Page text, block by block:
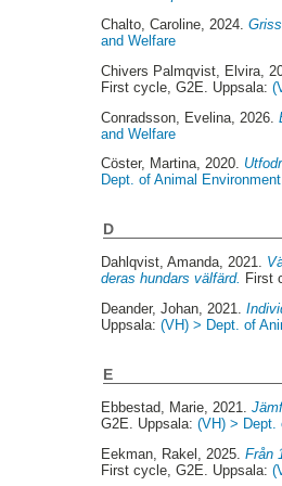
Chalto, Caroline , 2024.
and Welfare
Chivers Palmqvist, Elvira ,
First cycle, G2E. Uppsala:
Conradsson, Evelina , 2026.
and Welfare
Cöster, Martina, 2020.
Dept. of Animal
D
Dahlqvist, Amanda, 2021.
deras hundars välfärd. First
Deander, Johan, 2021.
Uppsala:(VH) > Dept. of
E
Ebbestad, Marie, 2021.
G2E. Uppsala:(VH) > Dept.
Eekman, Rakel , 2025.Från
First cycle, G2E. Uppsala: